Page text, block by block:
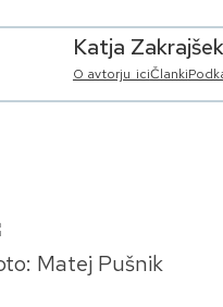
Katja Zakrajšek
O avtorju_iciČlanki
Matej Pušnik